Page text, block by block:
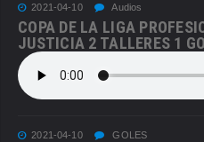
2021-04-10 Audios
COPA DE LA LIGA
JUSTICIA 2 TALLERES 1
2021-04-10 GOLES